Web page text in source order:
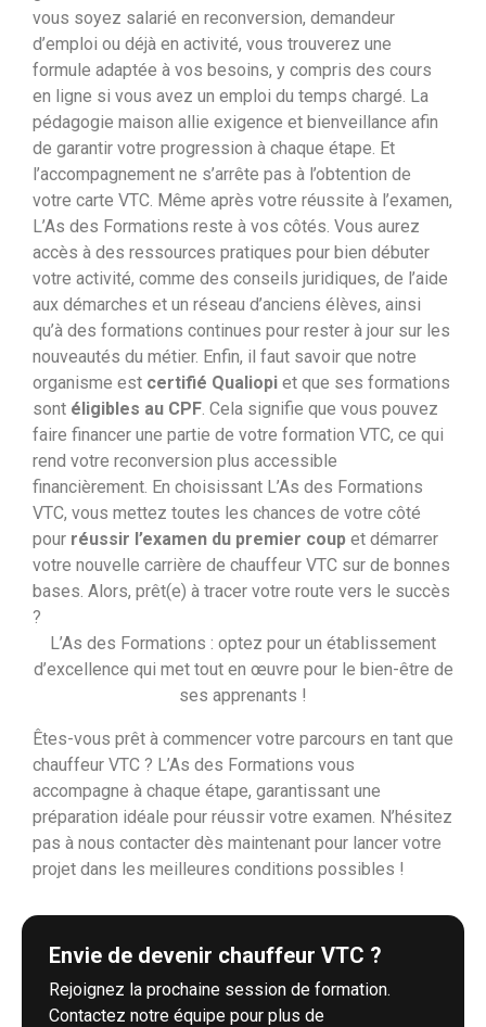
vous soyez salarié en reconversion, demandeur
d’emploi ou déjà en activité, vous trouverez une
formule adaptée à vos besoins, y compris des cours
en ligne si vous avez un emploi du temps chargé. La
pédagogie maison allie exigence et bienveillance afin
de garantir votre progression à chaque étape. Et
l’accompagnement ne s’arrête pas à l’obtention de
votre carte VTC. Même après votre réussite à l’examen,
L’As des Formations reste à vos côtés. Vous aurez
accès à des ressources pratiques pour bien débuter
votre activité, comme des conseils juridiques, de l’aide
aux démarches et un réseau d’anciens élèves, ainsi
qu’à des formations continues pour rester à jour sur les
nouveautés du métier. Enfin, il faut savoir que notre
organisme est certifié Qualiopi et que ses formations
sont éligibles au CPF. Cela signifie que vous pouvez
faire financer une partie de votre formation VTC, ce qui
rend votre reconversion plus accessible
financièrement. En choisissant L’As des Formations
VTC, vous mettez toutes les chances de votre côté
pour réussir l’examen du premier coup et démarrer
votre nouvelle carrière de chauffeur VTC sur de bonnes
bases. Alors, prêt(e) à tracer votre route vers le succès
?
L’As des Formations : optez pour un établissement
d’excellence qui met tout en œuvre pour le bien-être de
ses apprenants !
Êtes-vous prêt à commencer votre parcours en tant que
chauffeur VTC ? L’As des Formations vous
accompagne à chaque étape, garantissant une
préparation idéale pour réussir votre examen. N’hésitez
pas à nous contacter dès maintenant pour lancer votre
projet dans les meilleures conditions possibles !
Envie de devenir chauffeur VTC ?
Rejoignez la prochaine session de formation.
Contactez notre équipe pour plus de